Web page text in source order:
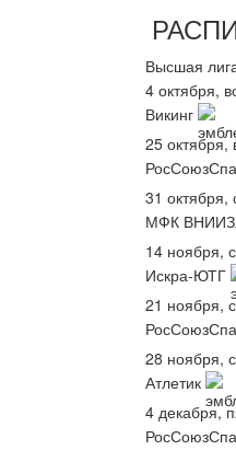
Высшая
4 октября,
Викинг
25 октября,
31 октября,
МФК
14 ноября,
Искра-ЮТГ
21 ноября,
28 ноября,
Атлетик
4 декабря,